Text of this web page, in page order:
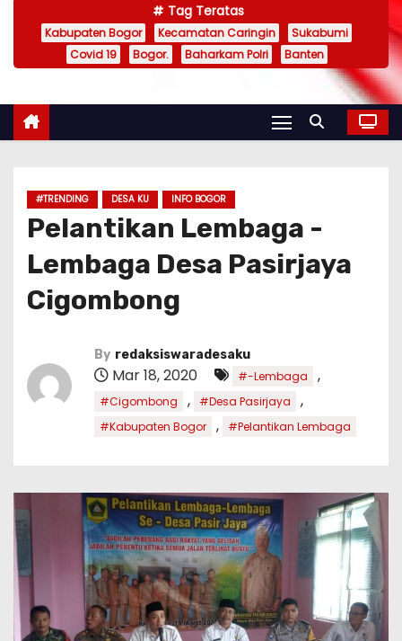
Tag Teratas
Kabupaten Bogor Kecamatan Caringin
Sukabumi
Covid 19
Bogor. Baharkam Polri Banten
#TRENDING DESA KU INFO BOGOR
Pelantikan Lembaga -
Lembaga Desa Pasirjaya
Cigombong
By redaksiswaradesaku
Mar 18, 2020 #-Lembaga ,
#Cigombong , #Desa Pasirjaya ,
#Kabupaten Bogor , #Pelantikan Lembaga